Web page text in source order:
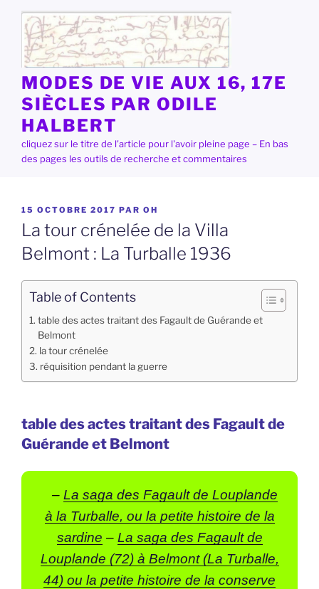
contenu
principal
MODES DE VIE AUX 16, 17E
SIÈCLES PAR ODILE
HALBERT
cliquez sur le titre de l'article pour l'avoir pleine page – En bas
des pages les outils de recherche et commentaires
PUBLIÉ
LE
15 OCTOBRE 2017 PAR OH
La tour crénelée de la Villa
Belmont : La Turballe 1936
Table of Contents
table des actes traitant des Fagault de Guérande et
Belmont
la tour crénelée
réquisition pendant la guerre
table des actes traitant des Fagault de
Guérande et Belmont
– La saga des Fagault de Louplande
à la Turballe, ou la petite histoire de la
sardine – La saga des Fagault de
Louplande (72) à Belmont (La Turballe,
44) ou la petite histoire de la conserve